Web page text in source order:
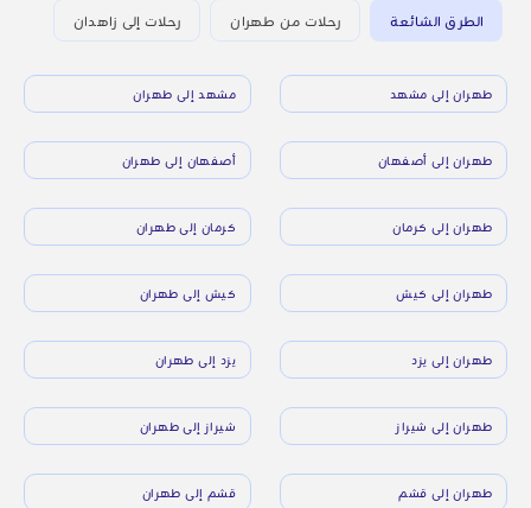
الطرق الشائعة رحلات من طهران رحلات إلى زاهدان
طهران إلى مشهد مشهد إلى طهران
طهران إلى أصفهان أصفهان إلى طهران
طهران إلى كرمان كرمان إلى طهران
طهران إلى كيش كيش إلى طهران
طهران إلى يزد يزد إلى طهران
طهران إلى شيراز شيراز إلى طهران
طهران إلى قشم قشم إلى طهران